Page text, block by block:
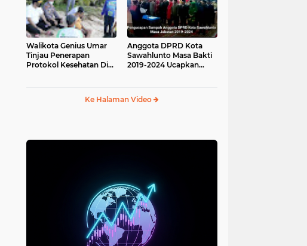
Walikota Genius Umar
Tinjau Penerapan
Protokol Kesehatan Di
Anggota DPRD Kota
Sawahlunto Masa Bakti
2019-2024 Ucapkan
Ke Halaman Video